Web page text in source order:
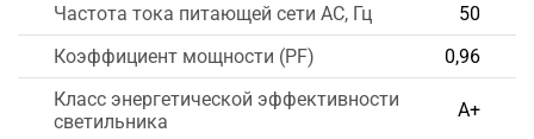
Частота тока питающей сети AC, Гц
50
Коэффициент мощности (PF)
0,96
Класс энергетической эффективности
светильника
А+